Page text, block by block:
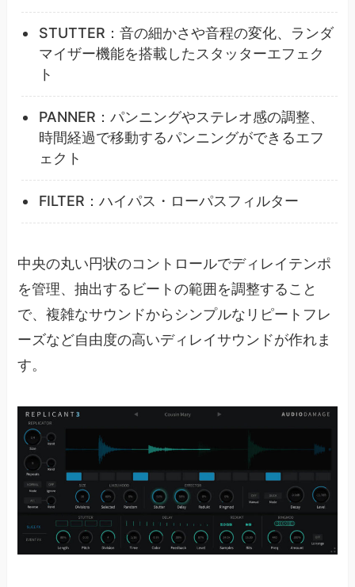
STUTTER：音の細かさや音程の変化、ランダ
マイザー機能を搭載したスタッターエフェク
ト
PANNER：パンニングやステレオ感の調整、
時間経過で移動するパンニングができるエフ
ェクト
FILTER：ハイパス・ローパスフィルター
中央の丸い円状のコントロールでディレイテンポ
を管理、抽出するビートの範囲を調整すること
で、複雑なサウンドからシンプルなリピートフレ
ーズなど自由度の高いディレイサウンドが作れま
す。